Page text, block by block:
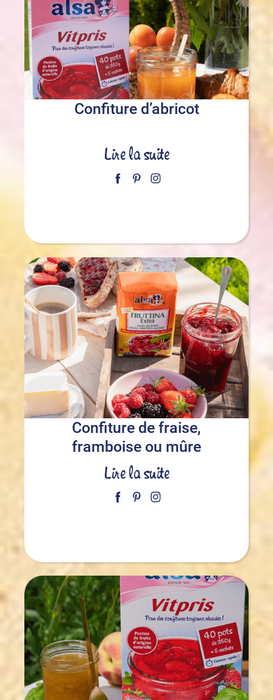
Confiture d’abricot
Lire la suite
Confiture de fraise,
framboise ou mûre
Lire la suite